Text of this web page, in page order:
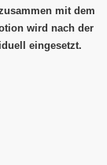
mit dem
wird nach der
eingesetzt.